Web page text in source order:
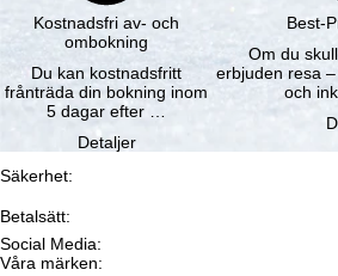
Kostnadsfri av- och
ombokning
Du kan kostnadsfritt
frånträda din bokning inom
5 dagar efter …
Detaljer
Best-
Om du
erbjuden resa
och
Säkerhet:
Betalsätt:
Social Media:
Våra märken: